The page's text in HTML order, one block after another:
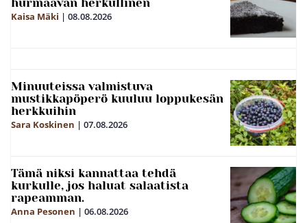
Kaisa Mäki | 08.08.2026
Minuuteissa valmistuva
mustikkapöperö kuuluu loppukesän
herkkuihin
Sara Koskinen | 07.08.2026
Tämä niksi kannattaa tehdä
kurkulle, jos haluat salaatista
rapeamman.
Anna Pesonen | 06.08.2026